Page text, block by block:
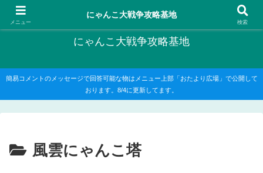
にゃんこ大戦争の攻略がメインですが、他のゲームの記事もたまに書いてます
にゃんこ大戦争攻略基地
簡易コメントのメッセージで回答可能な物はメニュー上部「おたより広場」で公開して
おります。8/4に更新してます。
風雲にゃんこ塔
メニュー
にゃんこ大戦争攻略基地
検索